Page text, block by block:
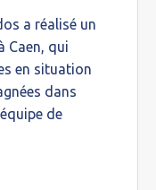
a réalisé un
Caen, qui
en situation
dans
de